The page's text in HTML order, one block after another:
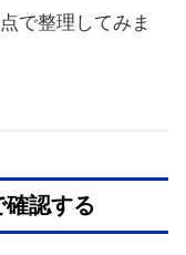
で整理してみま
確認する